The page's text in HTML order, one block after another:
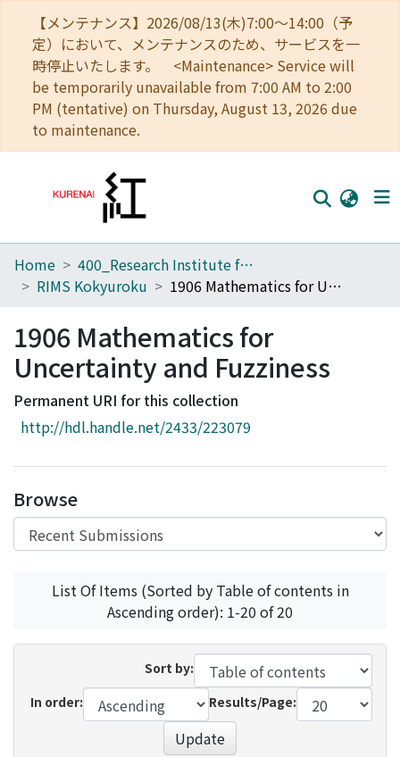
【メンテナンス】2026/08/13(木)7:00～14:00（予
定）において、メンテナンスのため、サービスを一
時停止いたします。 <Maintenance> Service will
be temporarily unavailable from 7:00 AM to 2:00
PM (tentative) on Thursday, August 13, 2026 due
to maintenance.
Home
Browse
Download Ranking
Access Statistics
Home
400_Research Institute for Mathematical Sciences
RIMS Kokyuroku
1906 Mathematics for Uncertainty and Fuzziness
1906 Mathematics for
Uncertainty and Fuzziness
Permanent URI for this collection
http://hdl.handle.net/2433/223079
Browse
List Of Items (Sorted by Table of contents in
Ascending order): 1-20 of 20
Sort by:
In order:
Results/Page:
Update